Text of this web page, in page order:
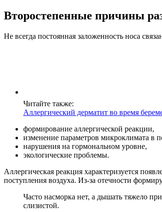
Второстепенные причины
Не всегда постоянная заложенность носа
Читайте также:
Аллергический дерматит во время
формирование аллергической реакции,
изменение параметров микроклимата в
нарушения на гормональном уровне,
экологические проблемы.
Аллергическая реакция характеризуется
поступления воздуха. Из-за отечности
Часто насморка нет, а дышать тяжело
слизистой.